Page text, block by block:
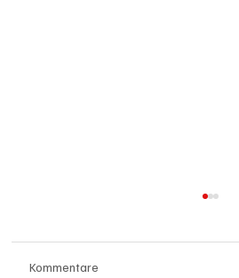
Kommentare